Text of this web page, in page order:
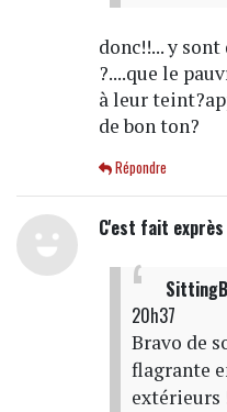
donc!!... y
?....que le
à leur
de bon ton?
Répondre
C'est fait exprès
20h37
Bravo de
flagrante
extérieurs